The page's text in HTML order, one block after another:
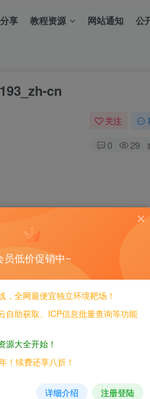
享 教程资源 网站通知 公
cn
关注
0 29
成了郵箱洩露漏洞
取郵箱，在Graphql官網查看得知
员低价促销中~
，全网最便宜独立环境靶场！
自助获取、ICP信息批量查询等功能
源大全开始！
！续费还享八折！
详细介绍 注册登陆